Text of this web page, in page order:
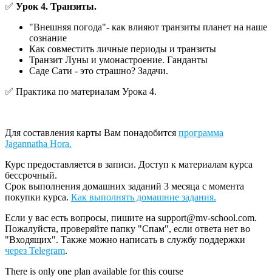
✅ Урок 4. Транзиты.
"Внешняя погода"- как влияют транзиты планет на наше
сознание
Как совместить личные периоды и транзиты
Транзит Луны и умонастроение. Ганданты
Саде Сати - это страшно? Задачи.
✅ Практика по материалам Урока 4.
Для составления карты Вам понадобится программа
Jagannatha Hora.
Курс предоставляется в записи. Доступ к материалам курса
бессрочный.
Срок выполнения домашних заданий 3 месяца с момента
покупки курса. Как выполнять домашние задания.
Если у вас есть вопросы, пишите на support@mv-school.com.
Пожалуйста, проверяйте папку "Спам", если ответа нет во
"Входящих". Также можно написать в службу поддержки
через Telegram.
There is only one plan available for this course